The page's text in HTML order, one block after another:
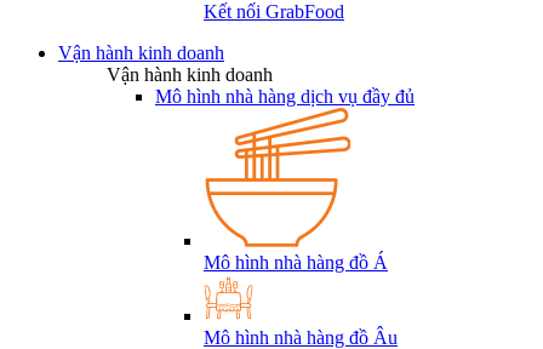
Kết nối GrabFood
Vận hành kinh doanh
Vận hành kinh doanh
Mô hình nhà hàng dịch vụ đầy đủ
Mô hình nhà hàng đồ Á
Mô hình nhà hàng đồ Âu